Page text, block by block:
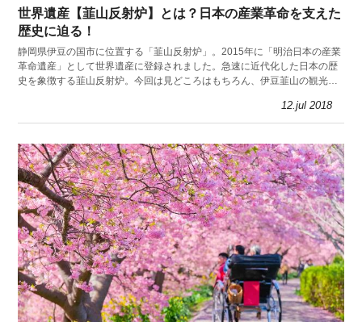
世界遺産【韮山反射炉】とは？日本の産業革命を支えた
歴史に迫る！
静岡県伊豆の国市に位置する「韮山反射炉」。2015年に「明治日本の産業
革命遺産」として世界遺産に登録されました。急速に近代化した日本の歴
史を象徴する韮山反射炉。今回は見どころはもちろん、伊豆韮山の観光情
12.jul 2018